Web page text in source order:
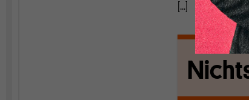
[...]